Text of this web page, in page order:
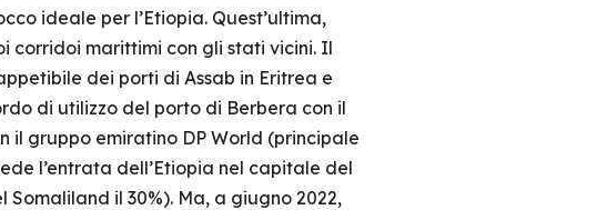
ideale per l’Etiopia. Quest’ultima,
corridoi marittimi con gli stati vicini. Il
dei porti di Assab in Eritrea e
di utilizzo del porto di Berbera con il
il gruppo emiratino DP World (principale
l’entrata dell’Etiopia nel capitale del
il 30%). Ma, a giugno 2022,